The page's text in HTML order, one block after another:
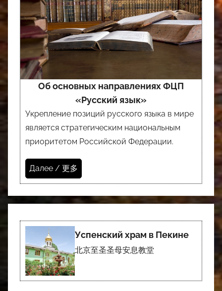
Об основных направлениях ФЦП
«Русский язык»
Укрепление позиций русского языка в мире
является стратегическим национальным
приоритетом Российской Федерации.
Далее / 更多
Успенский храм в Пекине
北京至圣圣母安息教堂